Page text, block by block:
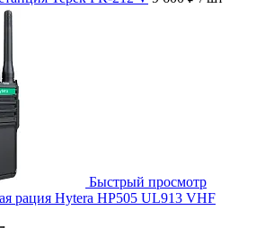
Быстрый просмотр
рация Hytera HP505 UL913 VHF